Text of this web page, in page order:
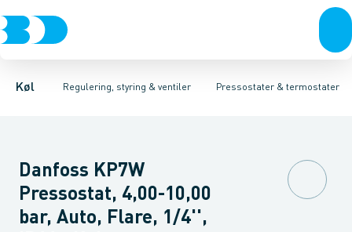
Køl Regulering, styring & ventiler
KompressorerKondenseringsaggregaterFordampere
Pressostater & termostater
Pressostater & termostaterSensorer & transmitterer
PressostaterDifferens pressostater Termostater
Danfoss KP7W
Pressostat, 4,00-10,00
bar, Auto, Flare, 1/4'',